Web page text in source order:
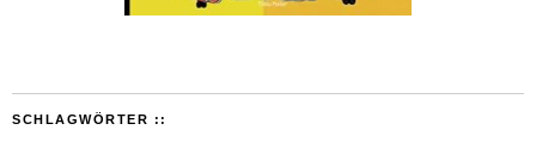
SCHLAGWÖRTER ::